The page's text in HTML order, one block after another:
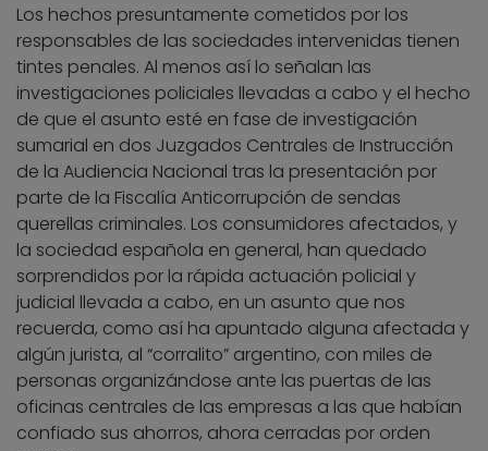
Los hechos presuntamente cometidos por los
responsables de las sociedades intervenidas tienen
tintes penales. Al menos así lo señalan las
investigaciones policiales llevadas a cabo y el hecho
de que el asunto esté en fase de investigación
sumarial en dos Juzgados Centrales de Instrucción
de la Audiencia Nacional tras la presentación por
parte de la Fiscalía Anticorrupción de sendas
querellas criminales. Los consumidores afectados, y
la sociedad española en general, han quedado
sorprendidos por la rápida actuación policial y
judicial llevada a cabo, en un asunto que nos
recuerda, como así ha apuntado alguna afectada y
algún jurista, al “corralito” argentino, con miles de
personas organizándose ante las puertas de las
oficinas centrales de las empresas a las que habían
confiado sus ahorros, ahora cerradas por orden